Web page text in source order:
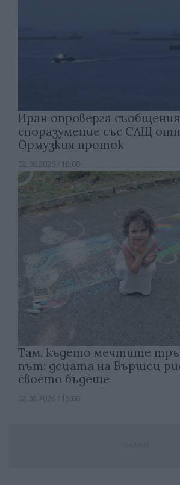
Иран опроверга
споразумение със САЩ
Ормузкия проток
02.08.2026 / 18:00
Там, където мечтите
път: децата на Вършец
своето бъдеще
02.08.2026 / 13:00